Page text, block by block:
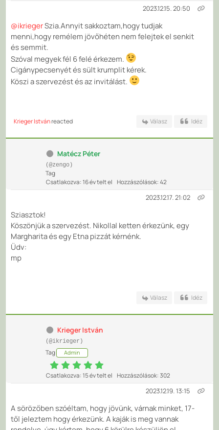
2023.12.15. 20:50
@ikriegerSzia.Annyit sakkoztam,hogy tudjak
menni,hogy remélem jövőhéten nem felejtek el senkit
és semmit.
Szóval megyek fél 6 felé érkezem.
Cigánypecsenyét és sült krumplit kérek.
Köszi a szervezést és az invitálást.
Krieger Istvánreacted Válasz Idéz
Matécz Péter
(@zengo)
Tag
Csatlakozva: 16 év telt el Hozzászólások: 42
2023.12.17. 21:02
Sziasztok!
Köszönjük a szervezést. Nikollal ketten érkezünk, egy
Margharita és egy Etna pizzát kérnénk.
Üdv:
mp
Válasz Idéz
Krieger István
(@ikrieger)
Tag Admin
Csatlakozva: 15 év telt el Hozzászólások: 302
2023.12.19. 13:15
A sörözőben szóéltam, hogy jövünk, várnak minket, 17-
től jeleztem hogy érkezünk. A kaják is meg vannak